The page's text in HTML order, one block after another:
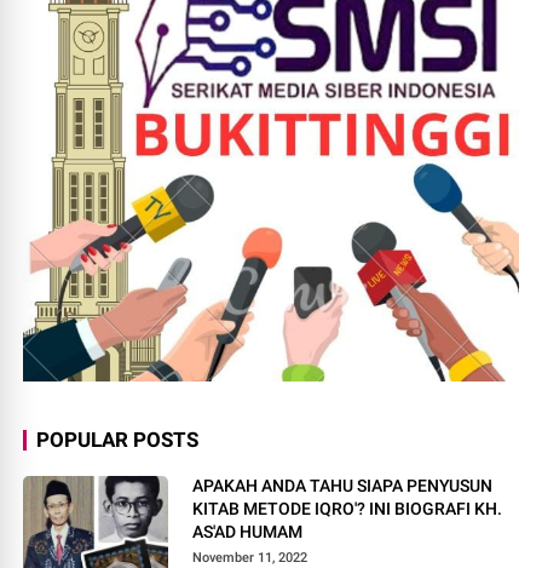
POPULAR POSTS
APAKAH ANDA TAHU SIAPA PENYUSUN
KITAB METODE IQRO'? INI BIOGRAFI KH.
AS'AD HUMAM
November 11, 2022